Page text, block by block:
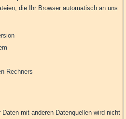
die Ihr Browser automatisch an uns
Rechners
mit anderen Datenquellen wird nicht